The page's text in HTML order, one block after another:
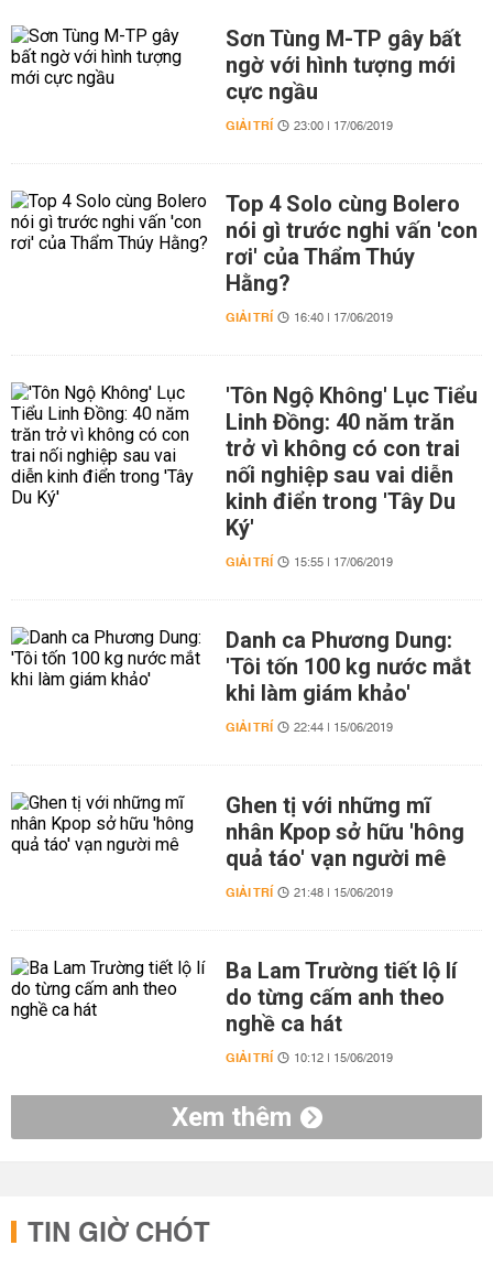
Sơn Tùng M-TP gây bất
ngờ với hình tượng mới
cực ngầu
GIẢI TRÍ 23:00 | 17/06/2019
Top 4 Solo cùng Bolero
nói gì trước nghi vấn 'con
rơi' của Thẩm Thúy
Hằng?
GIẢI TRÍ 16:40 | 17/06/2019
'Tôn Ngộ Không' Lục Tiểu
Linh Đồng: 40 năm trăn
trở vì không có con trai
nối nghiệp sau vai diễn
kinh điển trong 'Tây Du
Ký'
GIẢI TRÍ 15:55 | 17/06/2019
Danh ca Phương Dung:
'Tôi tốn 100 kg nước mắt
khi làm giám khảo'
GIẢI TRÍ 22:44 | 15/06/2019
Ghen tị với những mĩ
nhân Kpop sở hữu 'hông
quả táo' vạn người mê
GIẢI TRÍ 21:48 | 15/06/2019
Ba Lam Trường tiết lộ lí
do từng cấm anh theo
nghề ca hát
GIẢI TRÍ 10:12 | 15/06/2019
Xem thêm
TIN GIỜ CHÓT